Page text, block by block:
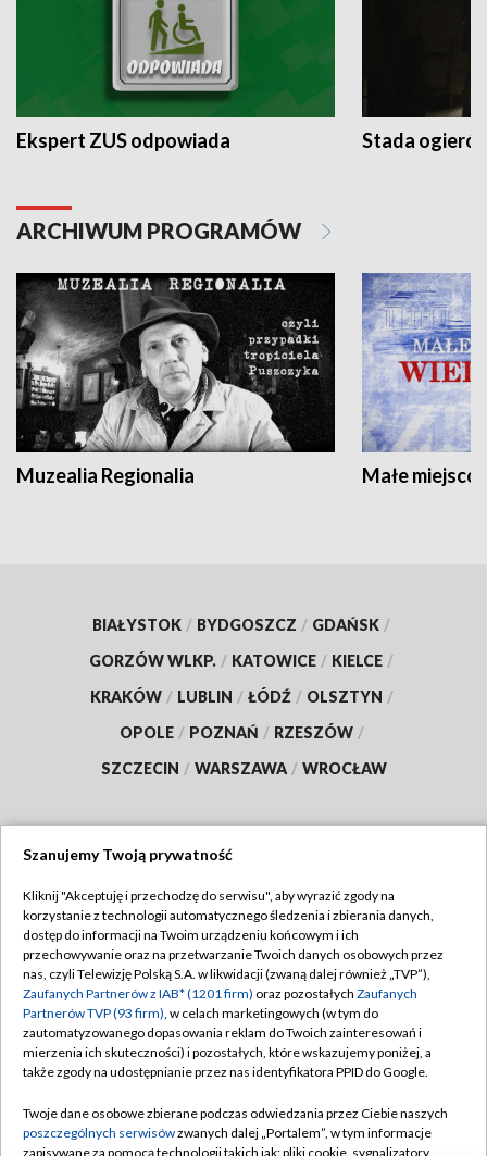
Ekspert ZUS odpowiada Stada
ARCHIWUM PROGRAMÓW
Muzealia Regionalia Małe
BIAŁYSTOK / BYDGOSZCZ / GDAŃSK /
GORZÓW WLKP. / KATOWICE / KIELCE /
KRAKÓW / LUBLIN / ŁÓDŹ / OLSZTYN /
OPOLE / POZNAŃ / RZESZÓW /
SZCZECIN / WARSZAWA / WROCŁAW
TVP
Abonament TVP
Emisja w TVP
Centrum informacji TVP
Naziemna Telewizja Cyfrowa
Rada Programowa
Regulamin TVP
Polityka prywatności
Moje zgody
Pomoc
Kontakt
Szanujemy Twoją prywatność
Kliknij "Akceptuję i przechodzę do serwisu", aby wyrazić zgody na
korzystanie z technologii automatycznego śledzenia i zbierania danych,
dostęp do informacji na Twoim urządzeniu końcowym i ich
przechowywanie oraz na przetwarzanie Twoich danych osobowych przez
nas, czyli Telewizję Polską S.A. w likwidacji (zwaną dalej również „TVP”),
Zaufanych Partnerów z IAB* (1201 firm) oraz pozostałych Zaufanych
Partnerów TVP (93 firm), w celach marketingowych (w tym do
zautomatyzowanego dopasowania reklam do Twoich zainteresowań i
mierzenia ich skuteczności) i pozostałych, które wskazujemy poniżej, a
także zgody na udostępnianie przez nas identyfikatora PPID do Google.
Twoje dane osobowe zbierane podczas odwiedzania przez Ciebie naszych
poszczególnych serwisówzwanych dalej „Portalem”, w tym informacje
zapisywane za pomocą technologii takich jak: pliki cookie, sygnalizatory